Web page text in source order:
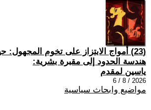
(23) أمواج الابتزاز على تخوم المجهول:
هندسة الحدود إلى مقبرة بشرية:
ياسين لمقدم
2026 / 8 / 6
مواضيع وابحاث سياسية